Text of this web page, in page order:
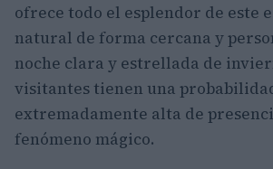
ofrece todo el esplendor de este
natural de forma cercana y
noche clara y estrellada de
visitantes tienen una
extremadamente alta de
fenómeno mágico.